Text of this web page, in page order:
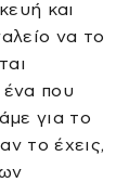
και
να το
που
για το
το έχεις,